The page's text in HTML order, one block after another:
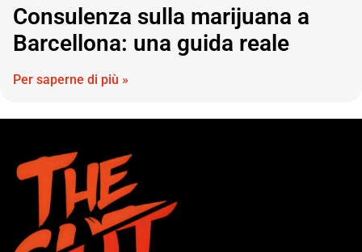
Consulenza sulla marijuana a
Barcellona: una guida reale
Per saperne di più »